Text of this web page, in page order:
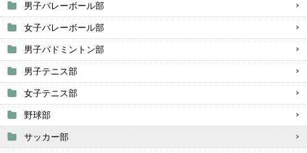
男子バレーボール部
女子バレーボール部
男子バドミントン部
男子テニス部
女子テニス部
野球部
サッカー部